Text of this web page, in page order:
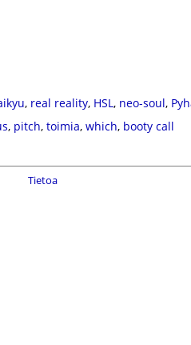
, real reality, HSL, neo-soul,
, pitch, toimia, which, booty call
Tietoa